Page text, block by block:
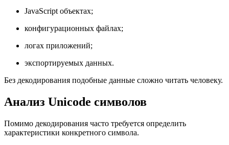
JavaScript объектах;
конфигурационных файлах;
логах приложений;
экспортируемых данных.
Без декодирования подобные данные сложно читать человеку.
Анализ Unicode символов
Помимо декодирования часто требуется определить
характеристики конкретного символа.